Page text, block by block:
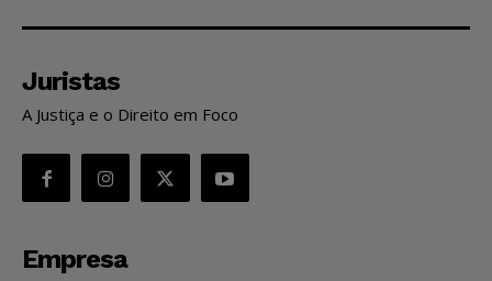
Juristas
A Justiça e o Direito em Foco
Empresa